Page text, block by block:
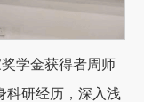
学金获得者周师
科研经历，深入浅